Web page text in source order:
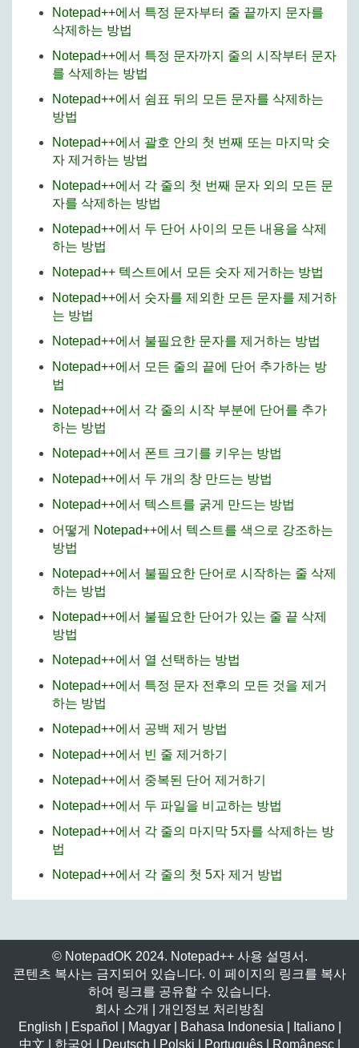
Notepad++에서 특정 문자부터 줄 끝까지 문자를
삭제하는 방법
Notepad++에서 특정 문자까지 줄의 시작부터 문자
를 삭제하는 방법
Notepad++에서 쉼표 뒤의 모든 문자를 삭제하는
방법
Notepad++에서 괄호 안의 첫 번째 또는 마지막 숫
자 제거하는 방법
Notepad++에서 각 줄의 첫 번째 문자 외의 모든 문
자를 삭제하는 방법
Notepad++에서 두 단어 사이의 모든 내용을 삭제
하는 방법
Notepad++ 텍스트에서 모든 숫자 제거하는 방법
Notepad++에서 숫자를 제외한 모든 문자를 제거하
는 방법
Notepad++에서 불필요한 문자를 제거하는 방법
Notepad++에서 모든 줄의 끝에 단어 추가하는 방
법
Notepad++에서 각 줄의 시작 부분에 단어를 추가
하는 방법
Notepad++에서 폰트 크기를 키우는 방법
Notepad++에서 두 개의 창 만드는 방법
Notepad++에서 텍스트를 굵게 만드는 방법
어떻게 Notepad++에서 텍스트를 색으로 강조하는
방법
Notepad++에서 불필요한 단어로 시작하는 줄 삭제
하는 방법
Notepad++에서 불필요한 단어가 있는 줄 끝 삭제
방법
Notepad++에서 열 선택하는 방법
Notepad++에서 특정 문자 전후의 모든 것을 제거
하는 방법
Notepad++에서 공백 제거 방법
Notepad++에서 빈 줄 제거하기
Notepad++에서 중복된 단어 제거하기
Notepad++에서 두 파일을 비교하는 방법
Notepad++에서 각 줄의 마지막 5자를 삭제하는 방
법
Notepad++에서 각 줄의 첫 5자 제거 방법
© NotepadOK 2024. Notepad++ 사용 설명서.
콘텐츠 복사는 금지되어 있습니다. 이 페이지의 링크를 복사
하여 링크를 공유할 수 있습니다.
회사 소개
개인정보 처리방침
English
Español Magyar| Bahasa Indonesia Italiano|
中文
한국어 Deutsch Polski Português| Românesc|